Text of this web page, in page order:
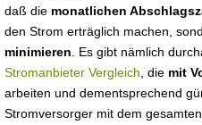
daß die monatlichen
den Strom erträglich machen,
minimieren . Es gibt nämlich
Stromanbieter Vergleich , die mit
arbeiten und dementsprechend
Stromversorger mit dem